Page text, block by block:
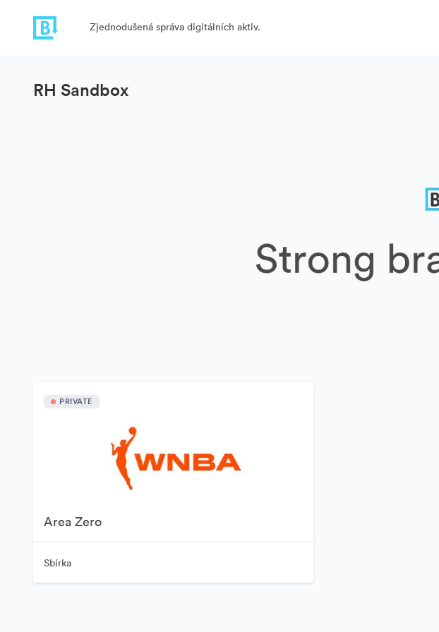
Zjednodušená správa digitálních aktiv.
RH Sandbox
PRIVATE
Area Zero
Sbírka